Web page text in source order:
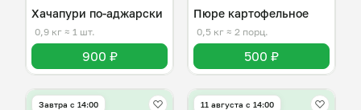
Хачапури по-аджарски
0,9 кг ≈ 1 шт.
900 ₽
Пюре картофельное
0,5 кг ≈ 2 порц.
500 ₽
Завтра c 14:00 11 августа с 14:00